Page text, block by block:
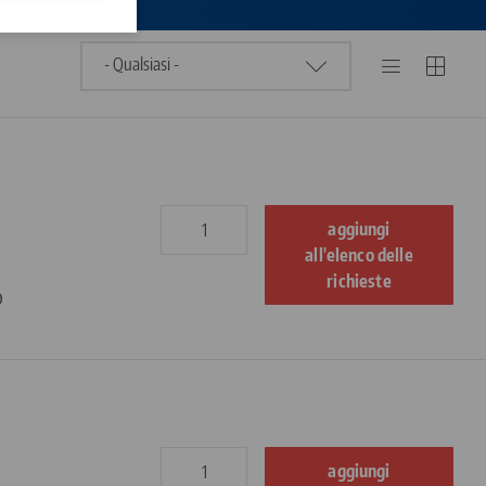
aggiungi
all'elenco delle
richieste
aggiungi